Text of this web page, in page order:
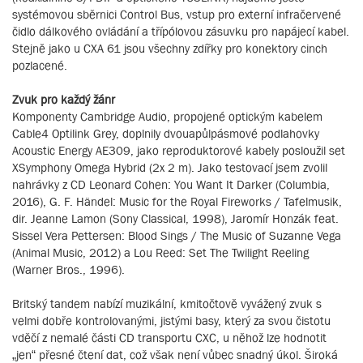
systémovou sběrnici Control Bus, vstup pro externí infračervené
čidlo dálkového ovládání a třípólovou zásuvku pro napájecí kabel.
Stejně jako u CXA 61 jsou všechny zdířky pro konektory cinch
pozlacené.
Zvuk pro každý žánr
Komponenty Cambridge Audio, propojené optickým kabelem
Cable4 Optilink Grey, doplnily dvouapůlpásmové podlahovky
Acoustic Energy AE309, jako reproduktorové kabely posloužil set
XSymphony Omega Hybrid (2x 2 m). Jako testovací jsem zvolil
nahrávky z CD Leonard Cohen: You Want It Darker (Columbia,
2016), G. F. Händel: Music for the Royal Fireworks / Tafelmusik,
dir. Jeanne Lamon (Sony Classical, 1998), Jaromír Honzák feat.
Sissel Vera Pettersen: Blood Sings / The Music of Suzanne Vega
(Animal Music, 2012) a Lou Reed: Set The Twilight Reeling
(Warner Bros., 1996).
Britský tandem nabízí muzikální, kmitočtově vyvážený zvuk s
velmi dobře kontrolovanými, jistými basy, který za svou čistotu
vděčí z nemalé části CD transportu CXC, u něhož lze hodnotit
„jen“ přesné čtení dat, což však není vůbec snadný úkol. Široká